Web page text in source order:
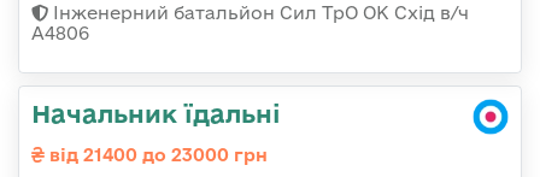
Інженерний батальйон Сил ТрО ОК Схід в/ч
А4806
Начальник їдальні
від 21400 до 23000 грн